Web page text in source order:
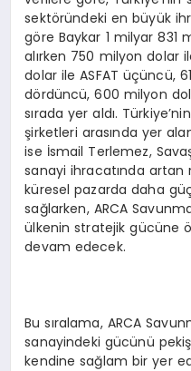
sektöründeki en büyük
göre Baykar 1 milyar 831
alırken 750 milyon dolar
dolar ile ASFAT üçüncü,
dördüncü, 600 milyon
sırada yer aldı.
şirketleri arasında yer
ise İsmail Terlemez,
sanayi ihracatında
küresel pazarda daha
sağlarken, ARCA
ülkenin stratejik gücüne
devam edecek.
Bu sıralama, ARCA
sanayindeki gücünü
kendine sağlam bir yer